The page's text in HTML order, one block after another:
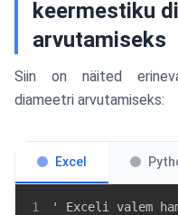
keermestiku
arvutamiseks
Siin on näited
diameetri arvutamiseks:
Excel
1